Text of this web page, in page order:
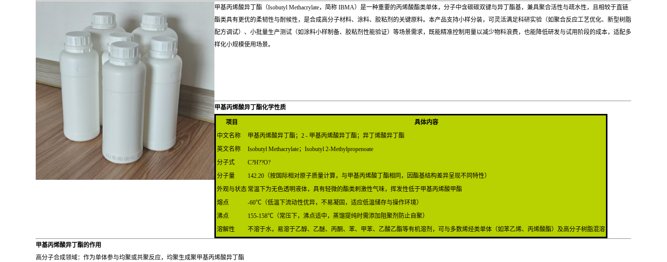
甲基丙烯酸异丁酯（Isobutyl Methacrylate，简称 IBMA）是一种重要的丙烯酸酯类单体，分子中含碳碳双键与异丁酯基，兼具聚合活性与疏水性，且相较于直链
酯类具有更优的柔韧性与耐候性，是合成高分子材料、涂料、胶粘剂的关键原料。本产品支持小样分装，可灵活满足科研实验（如聚合反应工艺优化、新型树脂
配方调试）、小批量生产测试（如涂料小样制备、胶粘剂性能验证）等场景需求，既能精准控制用量以减少物料浪费，也能降低研发与试用阶段的成本，适配多
样化小规模使用场景。
甲基丙烯酸异丁酯化学性质
项目
具体内容
中文名称
甲基丙烯酸异丁酯；2 - 甲基丙烯酸异丁酯；异丁烯酸异丁酯
英文名称
Isobutyl Methacrylate；Isobutyl 2-Methylpropenoate
分子式
C?H??O?
分子量
142.20（按国际相对原子质量计算，与甲基丙烯酸丁酯相同，因酯基结构差异呈现不同特性）
外观与状态 常温下为无色透明液体，具有轻微的酯类刺激性气味，挥发性低于甲基丙烯酸甲酯
熔点
-60℃（低温下流动性优异，不易凝固，适应低温储存与操作环境）
沸点
155-158℃（常压下，沸点适中，蒸馏提纯时需添加阻聚剂防止自聚）
溶解性
不溶于水，易溶于乙醇、乙醚、丙酮、苯、甲苯、乙酸乙酯等有机溶剂，可与多数烯烃类单体（如苯乙烯、丙烯酸酯）及高分子树脂混溶
甲基丙烯酸异丁酯的作用
高分子合成领域：作为单体参与均聚或共聚反应，均聚生成聚甲基丙烯酸异丁酯